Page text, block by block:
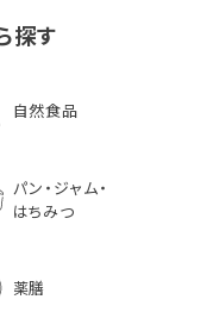
おつま
探す
自然食品
パン・ジャム・
はちみつ
薬膳